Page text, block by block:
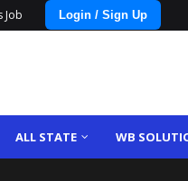
Job Login / Sign Up
ALL STATE WB